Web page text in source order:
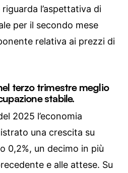
l’aspettativa di
per il secondo mese
relativa ai prezzi di
terzo trimestre meglio
stabile.
2025 l’economia
una crescita su
0,2%, un decimo in più
e alle attese. Su